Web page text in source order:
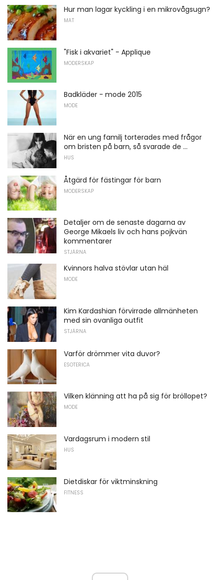
Hur man lagar kyckling i en mikrovågsugn?
MAT
"Fisk i akvariet" - Applique
MODERSKAP
Badkläder - mode 2015
MODE
När en ung familj torterades med frågor
om bristen på barn, så svarade de ...
HUS
Åtgärd för fästingar för barn
MODERSKAP
Detaljer om de senaste dagarna av
George Mikaels liv och hans pojkvän
kommentarer
STJÄRNA
Kvinnors halva stövlar utan häl
MODE
Kim Kardashian förvirrade allmänheten
med sin ovanliga outfit
STJÄRNA
Varför drömmer vita duvor?
ESOTERICA
Vilken klänning att ha på sig för bröllopet?
MODE
Vardagsrum i modern stil
HUS
Dietdiskar för viktminskning
FITNESS